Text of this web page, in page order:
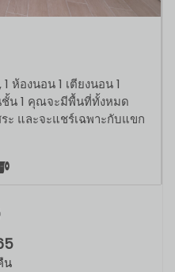
ห้องนอน 1 เตียงนอน 1
น 1 คุณจะมีพื้นที่ทั้งหมด
ะ และจะแชร์เฉพาะกับแขก
น